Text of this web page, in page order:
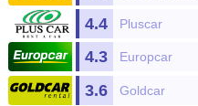
Pluscar
4.4
Europcar
4.3
Goldcar
3.6